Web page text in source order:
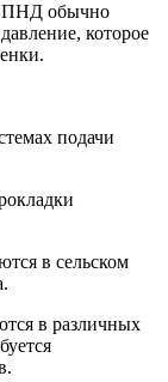
ПНД обычно
которое
подачи
в сельском
в различных